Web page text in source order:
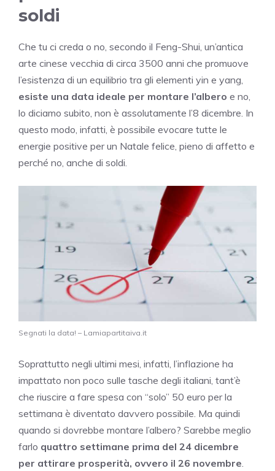
soldi
Che tu ci creda o no, secondo il Feng-Shui, un’antica
arte cinese vecchia di circa 3500 anni che promuove
l’esistenza di un equilibrio tra gli elementi yin e yang,
esiste una data ideale per montare l’albero e no,
lo diciamo subito, non è assolutamente l’8 dicembre. In
questo modo, infatti, è possibile evocare tutte le
energie positive per un Natale felice, pieno di affetto e
perché no, anche di soldi.
Segnati la data! – Lamiapartitaiva.it
Soprattutto negli ultimi mesi, infatti, l’inflazione ha
impattato non poco sulle tasche degli italiani, tant’è
che riuscire a fare spesa con “solo” 50 euro per la
settimana è diventato davvero possibile. Ma quindi
quando si dovrebbe montare l’albero? Sarebbe meglio
farlo quattro settimane prima del 24 dicembre
per attirare prosperità, ovvero il 26 novembre